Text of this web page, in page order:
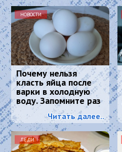
НОВОСТИ
Почему нельзя
класть яйца после
варки в холодную
воду. Запомните раз
и навсегда
Читать далее..
ЛЕДИ